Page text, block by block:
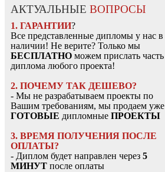
АКТУАЛЬНЫЕ ВОПРОСЫ
1. ГАРАНТИИ?
Все представленные дипломы у нас в
наличии! Не верите? Только мы
БЕСПЛАТНО можем прислать часть
диплома любого проекта!
2. ПОЧЕМУ ТАК ДЕШЕВО?
- Мы не разрабатываем проекты по
Вашим требованиям, мы продаем уже
ГОТОВЫЕ дипломные ПРОЕКТЫ
3. ВРЕМЯ ПОЛУЧЕНИЯ ПОСЛЕ
ОПЛАТЫ?
- Диплом будет направлен через 5
МИНУТ после оплаты